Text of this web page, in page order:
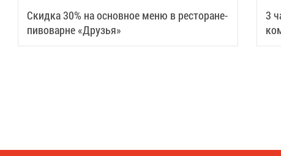
Скидка 30% на основное меню в ресторане-
пивоварне «Друзья»
3